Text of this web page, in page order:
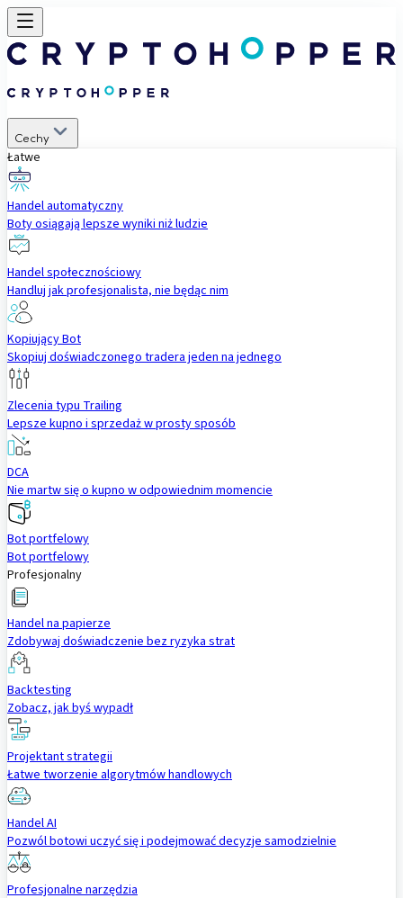
Cechy
Łatwe
Handel automatyczny
Boty osiągają lepsze wyniki niż ludzie
Handel społecznościowy
Handluj jak profesjonalista, nie będąc nim
Kopiujący Bot
Skopiuj doświadczonego tradera jeden na jednego
Zlecenia typu Trailing
Lepsze kupno i sprzedaż w prosty sposób
DCA
Nie martw się o kupno w odpowiednim momencie
Bot portfelowy
Bot portfelowy
Profesjonalny
Handel na papierze
Zdobywaj doświadczenie bez ryzyka strat
Backtesting
Zobacz, jak byś wypadł
Projektant strategii
Łatwe tworzenie algorytmów handlowych
Handel AI
Pozwól botowi uczyć się i podejmować decyzje samodzielnie
Profesjonalne narzędzia